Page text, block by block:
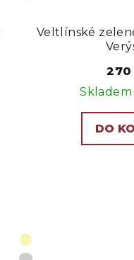
Veltlínské
270
Skladem
DO